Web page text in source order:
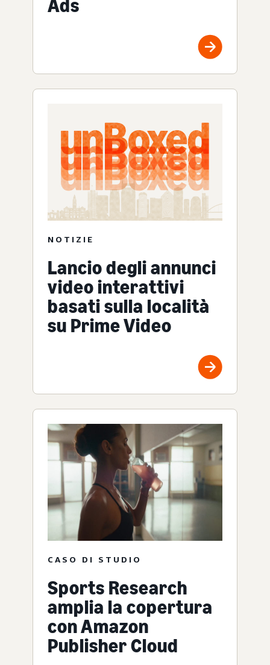
Ads
NOTIZIE
Lancio degli annunci
video interattivi
basati sulla località
su Prime Video
CASO DI STUDIO
Sports Research
amplia la copertura
con Amazon
Publisher Cloud